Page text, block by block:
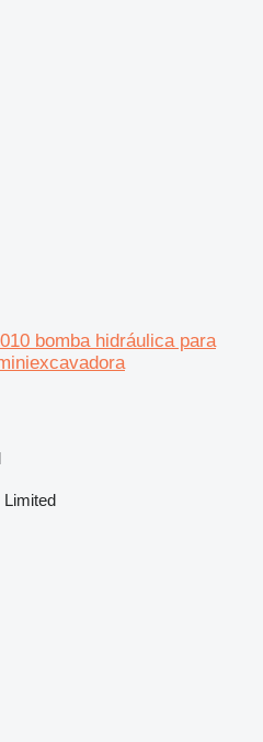
bomba hidráulica para
Limited